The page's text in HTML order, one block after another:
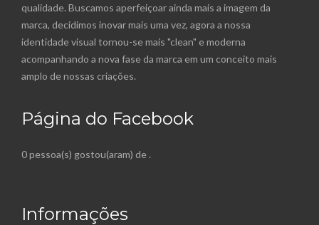
qualidade. Buscamos aperfeiçoar ainda mais a imagem da
marca, decidimos inovar mais uma vez, agora a nossa
identidade visual tornou-se mais "clean" e moderna
acompanhando a nova fase da marca em um conceito mais
amplo de nossas criações.
Página do Facebook
0 pessoa(s) gostou(aram) de .
Informações